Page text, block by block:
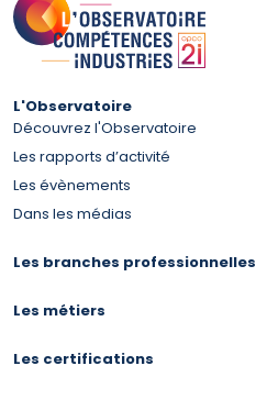
L'Observatoire
Découvrez l'Observatoire
Les rapports d’activité
Les évènements
Dans les médias
Les branches professionnelles
Les métiers
Les certifications